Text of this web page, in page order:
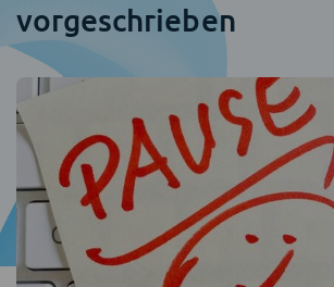
vorgeschrieben